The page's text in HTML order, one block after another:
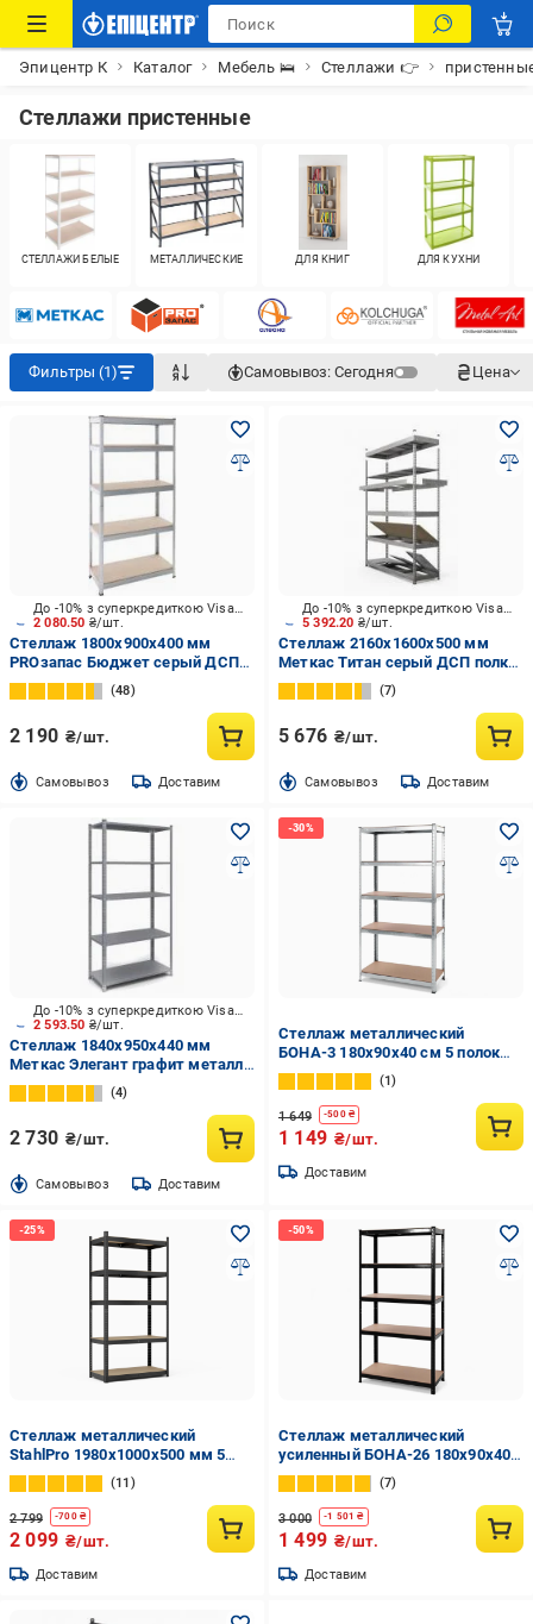
Эпицентр К Каталог Мебель 🛌 Стеллажи 👉
Стеллажи пристенные
СТЕЛЛАЖИ БЕЛЫЕ МЕТАЛЛИЧЕСКИЕ ДЛЯ КНИГ ДЛЯ КУХНИ
Фильтры (1) Самовывоз: Сегодня Цена
2 080.50 ₴/шт.
До -10% з суперкредиткою Visa Вигода
Стеллаж 1800x900x400 мм
PROзапас Бюджет серый ДСП
полки 5 шт. цинкованный
48
2 190 ₴/шт.
Cамовывоз Доставим
5 392.20 ₴/шт.
До -10% з суперкредиткою Visa Вигода
Стеллаж 2160x1600x500 мм
Меткас Титан серый ДСП полки
5 шт. цинкованный
7
5 676 ₴/шт.
Cамовывоз Доставим
2 593.50 ₴/шт.
До -10% з суперкредиткою Visa Вигода
Стеллаж 1840x950x440 мм
Меткас Элегант графит металл
полки 5 шт. крашенный
4
2 730 ₴/шт.
Cамовывоз Доставим
Стеллаж металлический
БОНА-3 180х90х40 см 5 полок
МДФ Цинк (3)
1
1 649 -500₴
1 149 ₴/шт.
Доставим
Стеллаж металлический
StahlPro 1980x1000x500 мм 5
полок МДФ Черный
11
2 799 -700₴
2 099 ₴/шт.
Доставим
Стеллаж металлический
усиленный БОНА-26 180х90х40
см 5 полок МДФ 5 мм Черный
(17711280)
7
3 000 -1 501 ₴
1 499 ₴/шт.
Доставим